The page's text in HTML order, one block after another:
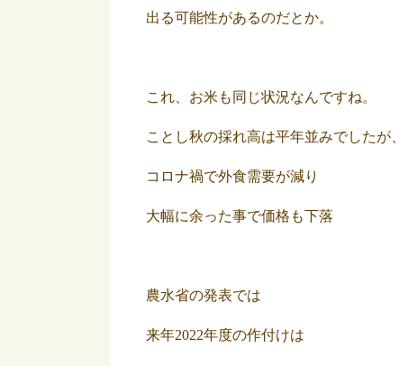
出る可能性があるのだとか。
これ、お米も同じ状況なんですね。
ことし秋の採れ高は平年並みでしたが、
コロナ禍で外食需要が減り
大幅に余った事で価格も下落
農水省の発表では
来年2022年度の作付けは